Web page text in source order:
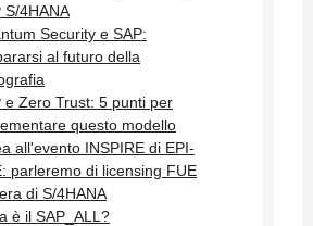
S/4HANA
Security e SAP:
al futuro della
e Zero Trust: 5 punti per
questo modello
all'evento INSPIRE di EPI-
parleremo di licensing FUE
di S/4HANA
è il SAP_ALL?